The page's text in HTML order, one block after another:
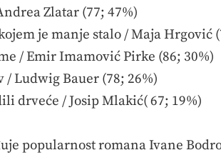
Zlatar (77; 47%)
je manje stalo / Maja Hrgović
/ Emir Imamović Pirke (86; 30%)
/ Ludwig Bauer (78; 26%)
drveće / Josip Mlakić( 67; 19%)
popularnost romana Ivane